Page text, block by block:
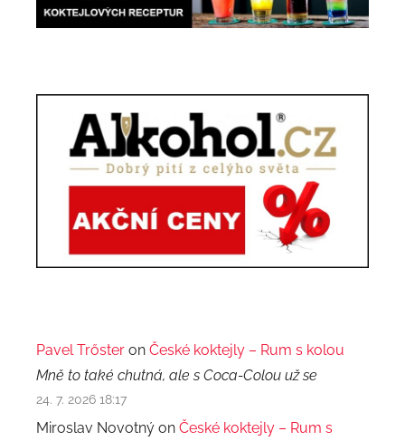
Pavel Trőster on České koktejly – Rum s kolou
Mně to také chutná, ale s Coca-Colou už se
24. 7. 2026 18:17
Miroslav Novotný on České koktejly – Rum s